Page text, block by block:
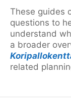
These guides
questions to
understand
a broader
related